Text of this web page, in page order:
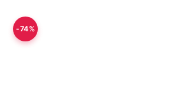
-74%